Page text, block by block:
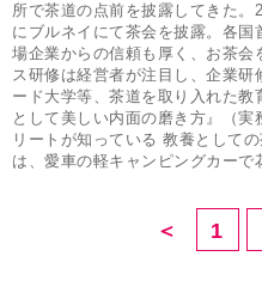
所で茶道の点前を披露してきた
にブルネイにて茶会を披露。各
場企業からの信頼も厚く、お茶会
ス研修は経営者が注目し、企業
ード大学等、茶道を取り入れた
として美しい内面の磨き方』（
リートが知っている 教養として
は、愛車の軽キャンピングカーで
＜ 1